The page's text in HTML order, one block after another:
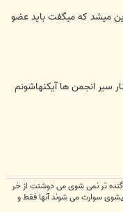
میشد که میگفت باید عضو
سیر انجمن ها آیکنهاشونم
تر نمی شوی می دوشنت از خر
سوارت می شوند آنها فقط و